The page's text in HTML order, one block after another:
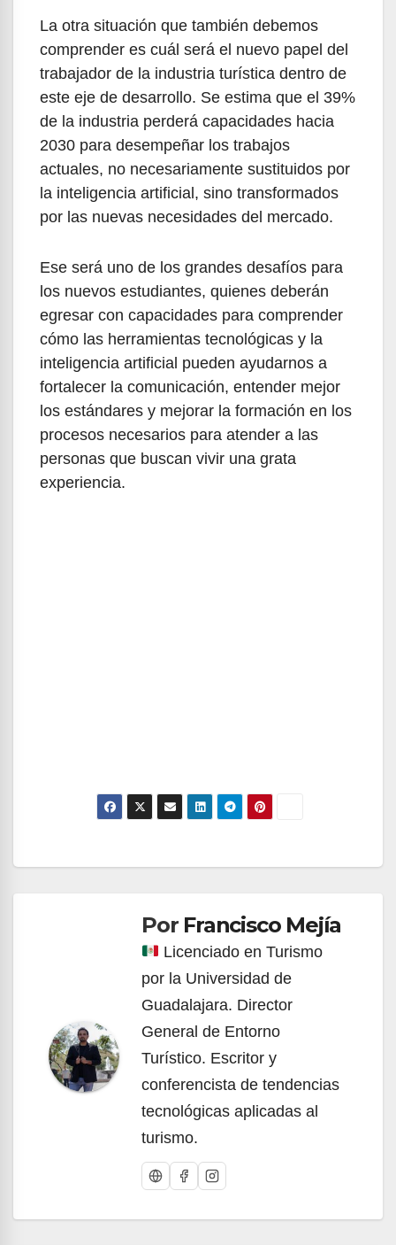
La otra situación que también debemos
comprender es cuál será el nuevo papel del
trabajador de la industria turística dentro de
este eje de desarrollo. Se estima que el 39%
de la industria perderá capacidades hacia
2030 para desempeñar los trabajos
actuales, no necesariamente sustituidos por
la inteligencia artificial, sino transformados
por las nuevas necesidades del mercado.
Ese será uno de los grandes desafíos para
los nuevos estudiantes, quienes deberán
egresar con capacidades para comprender
cómo las herramientas tecnológicas y la
inteligencia artificial pueden ayudarnos a
fortalecer la comunicación, entender mejor
los estándares y mejorar la formación en los
procesos necesarios para atender a las
personas que buscan vivir una grata
experiencia.
entradasPor Francisco Mejía
Licenciado en Turismo
por la Universidad de
Guadalajara. Director
General de Entorno
Turístico. Escritor y
conferencista de tendencias
tecnológicas aplicadas al
turismo.